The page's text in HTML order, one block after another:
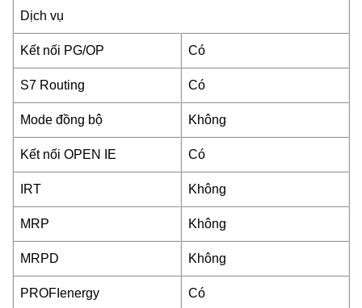
Dịch vụ
Kết nối PG/OP Có
S7 Routing Có
Mode đồng bộ Không
Kết nối OPEN IE Có
IRT Không
MRP Không
MRPD Không
PROFIenergy Có